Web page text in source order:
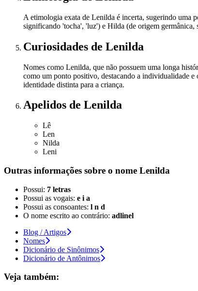
A etimologia exata de Lenilda é incerta, sugerindo uma
significando 'tocha', 'luz') e Hilda (de origem germânica,
Curiosidades de Lenilda
Nomes como Lenilda, que não possuem uma longa
como um ponto positivo, destacando a individualidade e
identidade distinta para a criança.
Apelidos de Lenilda
Lê
Len
Nilda
Leni
Outras informações sobre o nome Lenilda
Possui: 7 letras
Possui as vogais: e i a
Possui as consoantes: l n d
O nome escrito ao contrário: adlinel
Blog / Artigos
Nomes
Dicionário de Sinônimos
Dicionário de Antônimos
Veja também: